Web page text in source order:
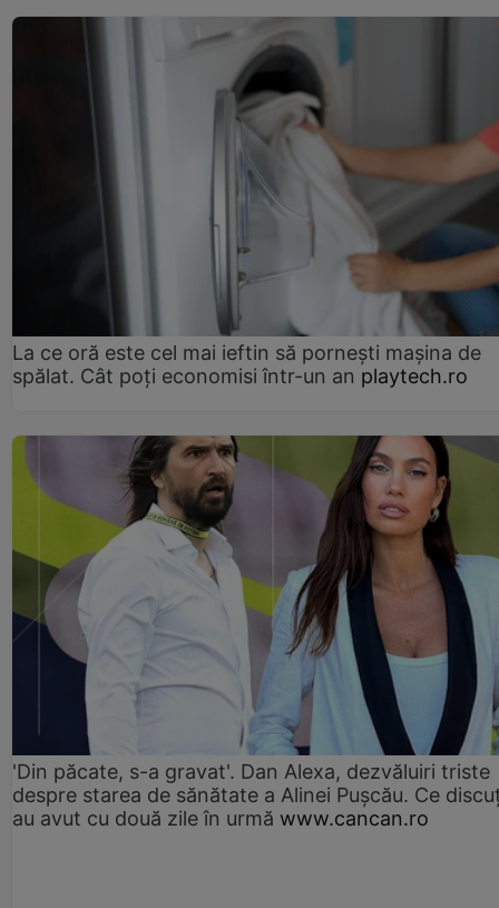
La ce oră este cel mai ieftin să pornești mașina de
spălat. Cât poți economisi într-un an playtech.ro
'Din păcate, s-a gravat'. Dan Alexa, dezvăluiri triste
despre starea de sănătate a Alinei Pușcău. Ce
au avut cu două zile în urmă www.cancan.ro